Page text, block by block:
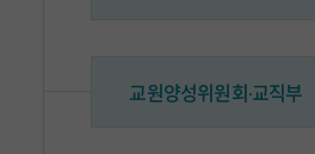
교원양성위원회∙교직부